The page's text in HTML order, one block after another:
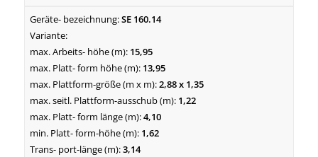
SE 160.14
15,95
13,95
2,88 x 1,35
1,22
4,10
1,62
3,14